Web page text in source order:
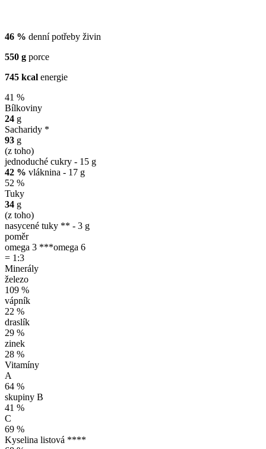
46 % denní potřeby živin
550 g porce
745 kcal energie
41 %
Bílkoviny
24 g
Sacharidy *
93 g
(z toho)
jednoduché cukry - 15 g
42 % vláknina - 17 g
52 %
Tuky
34 g
(z toho)
nasycené tuky ** - 3 g
poměr
omega 3 ***omega 6
= 1:3
Minerály
železo
109 %
vápník
22 %
draslík
29 %
zinek
28 %
Vitamíny
A
64 %
skupiny B
41 %
C
69 %
Kyselina listová ****